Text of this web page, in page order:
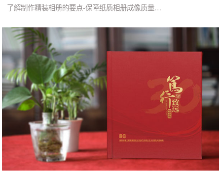
了解制作精装相册的要点-保障纸质相册成像质量…